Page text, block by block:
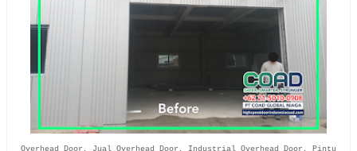
Overhead Door, Jual Overhead Door, Industrial Overhead Door, Pintu